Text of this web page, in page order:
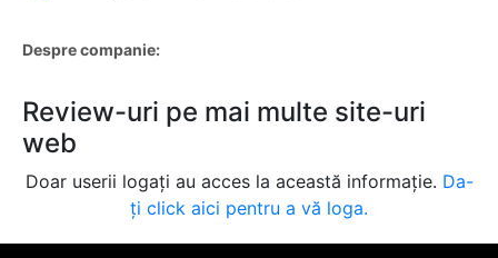
Despre companie:
Review-uri pe mai multe site-uri
web
Doar userii logați au acces la această informație. Da-
ți click aici pentru a vă loga.